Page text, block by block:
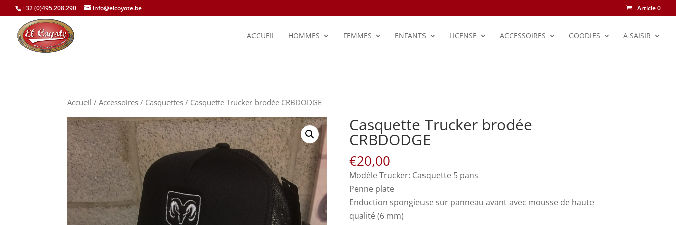
+32 (0)495.208.290 info@elcoyote.be Article 0
ACCUEIL HOMMES FEMMES ENFANTS LICENSE ACCESSOIRES GOODIES A SAISIR
Accueil /Accessoires / Casquettes / Casquette Trucker brodée CRBDODGE
Casquette Trucker brodée
CRBDODGE
€20,00
Modèle Trucker: Casquette 5 pans
Penne plate
Enduction spongieuse sur panneau avant avec mousse de haute
qualité (6 mm)